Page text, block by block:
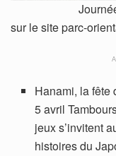
Journées
sur le site parc-
Hanami, la fête
5 avril
jeux s’invitent
histoires du